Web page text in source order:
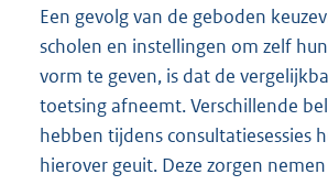
Een gevolg van de geboden
scholen en instellingen om zelf
vorm te geven, is dat de
toetsing afneemt. Verschillende
hebben tijdens consultatiesessies
hierover geuit. Deze zorgen